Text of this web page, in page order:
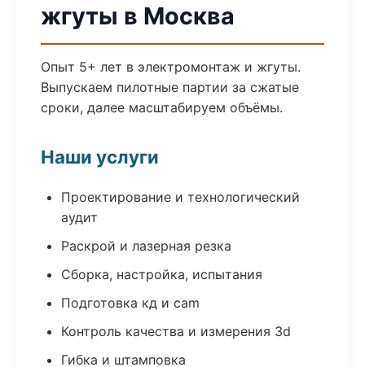
жгуты в Москва
Опыт 5+ лет в электромонтаж и жгуты.
Выпускаем пилотные партии за сжатые
сроки, далее масштабируем объёмы.
Наши услуги
Проектирование и технологический
аудит
Раскрой и лазерная резка
Сборка, настройка, испытания
Подготовка кд и cam
Контроль качества и измерения 3d
Гибка и штамповка